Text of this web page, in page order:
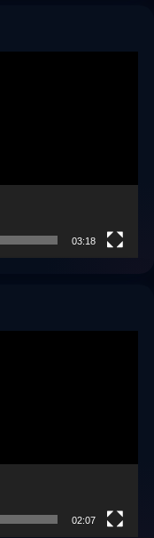
03:18
02:07